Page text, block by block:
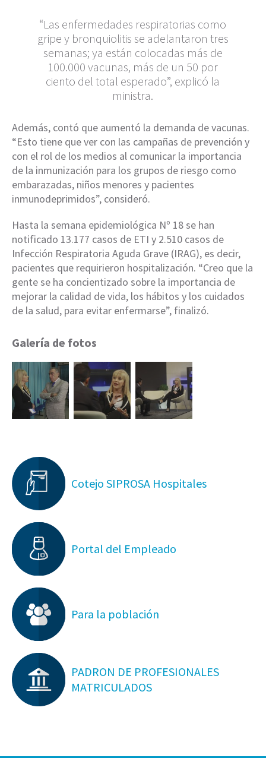
“Las enfermedades respiratorias como
gripe y bronquiolitis se adelantaron tres
semanas; ya están colocadas más de
100.000 vacunas, más de un 50 por
ciento del total esperado”, explicó la
ministra.
Además, contó que aumentó la demanda de vacunas.
“Esto tiene que ver con las campañas de prevención y
con el rol de los medios al comunicar la importancia
de la inmunización para los grupos de riesgo como
embarazadas, niños menores y pacientes
inmunodeprimidos”, consideró.
Hasta la semana epidemiológica Nº 18 se han
notificado 13.177 casos de ETI y 2.510 casos de
Infección Respiratoria Aguda Grave (IRAG), es decir,
pacientes que requirieron hospitalización. “Creo que la
gente se ha concientizado sobre la importancia de
mejorar la calidad de vida, los hábitos y los cuidados
de la salud, para evitar enfermarse”, finalizó.
Galería de fotos
Cotejo SIPROSA Hospitales
Portal del Empleado
Para la población
PADRON DE PROFESIONALES
MATRICULADOS